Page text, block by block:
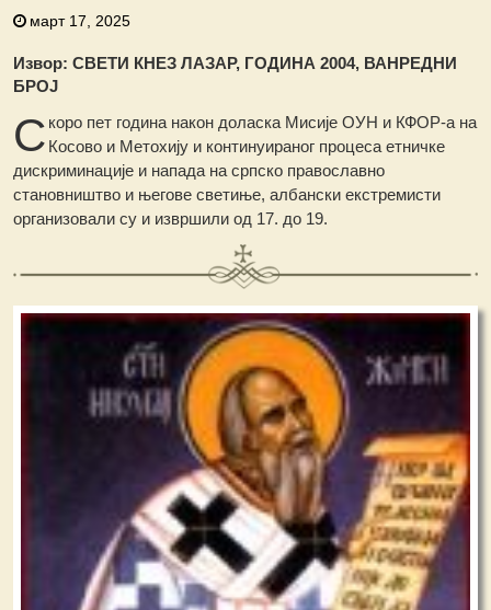
март 17, 2025
Извор: СВЕТИ КНЕЗ ЛАЗАР, ГОДИНА 2004, ВАНРЕДНИ
БРОЈ
С коро пет година након доласка Мисије ОУН и КФОР-а на
Косово и Метохију и континуираног процеса етничке
дискриминације и напада на српско православно
становништво и његове светиње, албански екстремисти
организовали су и извршили од 17. до 19.